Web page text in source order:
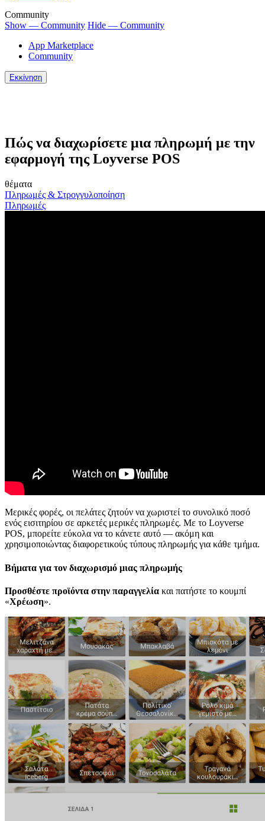
Community
Show — Community Hide — Community
App Marketplace
Community
Εκκίνηση
Πώς να διαχωρίσετε μια πληρωμή με την
εφαρμογή της Loyverse POS
θέματα
Πληρωμές & Στρογγυλοποίηση
Πληρωμές
Μερικές φορές, οι πελάτες ζητούν να χωριστεί το συνολικό ποσό
ενός εισιτηρίου σε αρκετές μερικές πληρωμές. Με το Loyverse
POS, μπορείτε εύκολα να το κάνετε αυτό — ακόμη και
χρησιμοποιώντας διαφορετικούς τύπους πληρωμής για κάθε τμήμα.
Βήματα για τον διαχωρισμό μιας πληρωμής
Προσθέστε προϊόντα στην παραγγελία και πατήστε το κουμπί
«Χρέωση».